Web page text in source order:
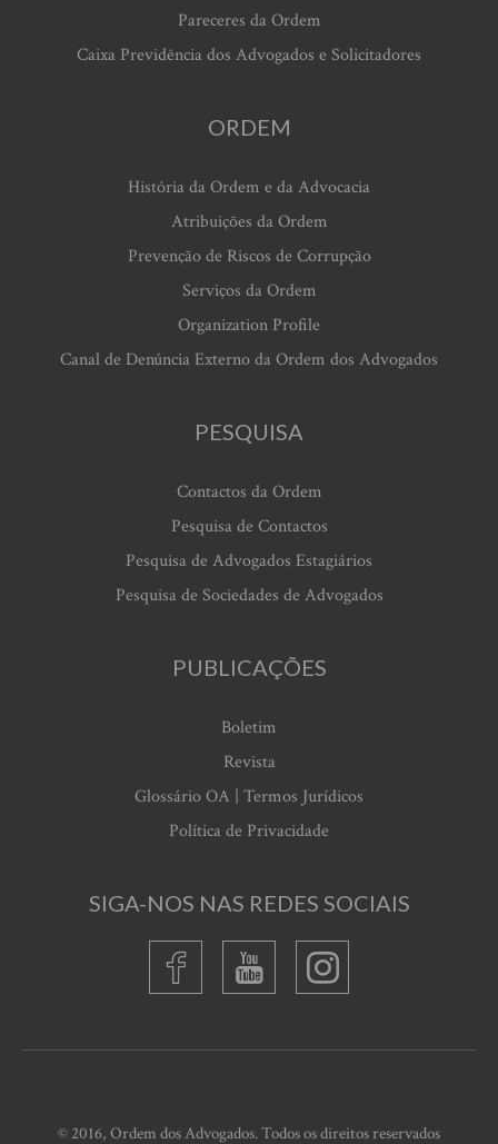
Pareceres da Ordem
Caixa Previdência dos Advogados e Solicitadores
ORDEM
História da Ordem e da Advocacia
Atribuições da Ordem
Prevenção de Riscos de Corrupção
Serviços da Ordem
Organization Profile
Canal de Denúncia Externo da Ordem dos Advogados
PESQUISA
Contactos da Ordem
Pesquisa de Contactos
Pesquisa de Advogados Estagiários
Pesquisa de Sociedades de Advogados
PUBLICAÇÕES
Boletim
Revista
Glossário OA | Termos Jurídicos
Política de Privacidade
SIGA-NOS NAS REDES SOCIAIS
© 2016, Ordem dos Advogados. Todos os direitos reservados